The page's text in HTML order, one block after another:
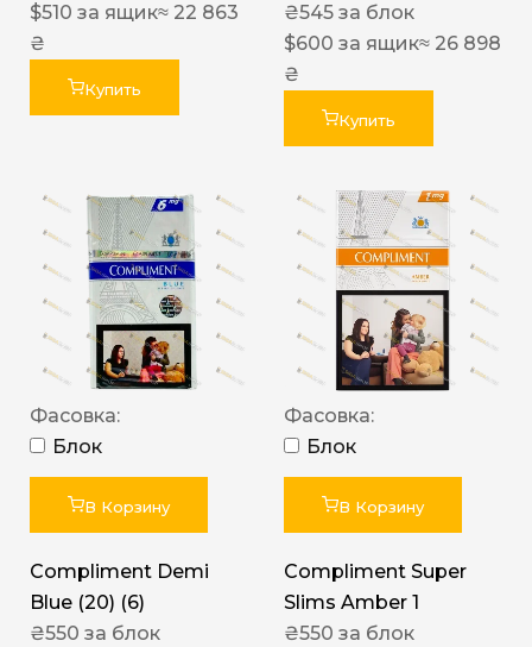
$510 за ящик≈ 22 863
₴
Купить
₴545 за блок
$600 за ящик≈ 26 898
₴
Купить
Фасовка:
Блок
В Корзину
Compliment Demi
Blue (20) (6)
₴550 за блок
Фасовка:
Блок
В Корзину
Compliment Super
Slims Amber 1
₴550 за блок